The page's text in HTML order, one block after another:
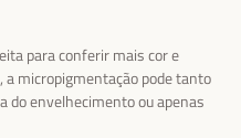
para conferir mais cor e
a micropigmentação pode tanto
do envelhecimento ou apenas